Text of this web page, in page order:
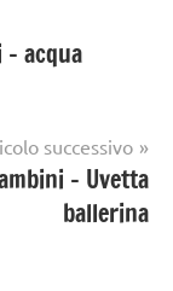
acqua
successivo
– Uvetta
ballerina